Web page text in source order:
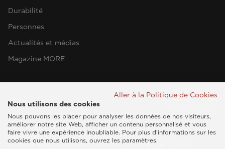
Durabilité
Personnes
Actualités et médias
Magazine MORE
Esaote SPA © 2026 - CODE TVA IT05131180969
Politique de confidentialité|Politique concernant les cookies
Aller à la Politique de Cookies
Nous utilisons des cookies
Nous pouvons les placer pour analyser les données de nos visiteurs,
améliorer notre site Web, afficher un contenu personnalisé et vous
faire vivre une expérience inoubliable. Pour plus d'informations sur les
cookies que nous utilisons, ouvrez les paramètres.